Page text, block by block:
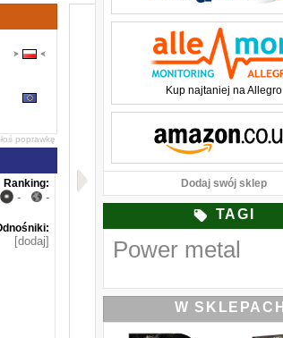
poprawkę
Ranking:
- -
[dodaj]
Kup najtaniej na Allegro
Dodaj swój sklep
TAGI
Power metal
W SKLEPACH